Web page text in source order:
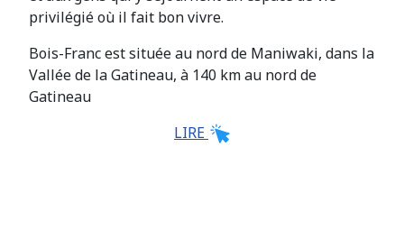
privilégié où il fait bon vivre.
Bois-Franc est située au nord de Maniwaki, dans la
Vallée de la Gatineau, à 140 km au nord de
Gatineau
LIRE